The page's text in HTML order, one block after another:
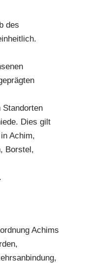
des
Dies gilt
Achim,
Borstel,
Achims